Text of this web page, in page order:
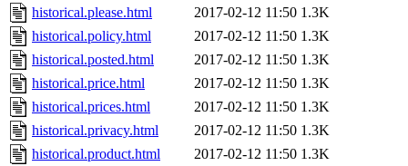
historical.please.html
2017-02-12 11:50 1.3K
historical.policy.html
2017-02-12 11:50 1.3K
historical.posted.html
2017-02-12 11:50 1.3K
historical.price.html
2017-02-12 11:50 1.3K
historical.prices.html
2017-02-12 11:50 1.3K
historical.privacy.html
2017-02-12 11:50 1.3K
historical.product.html
2017-02-12 11:50 1.3K